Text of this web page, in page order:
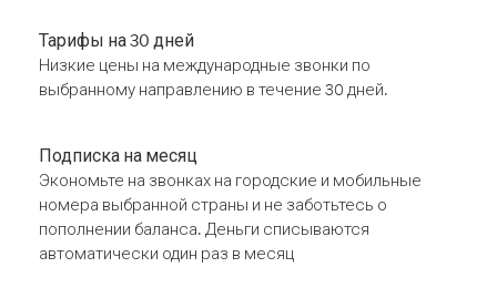
Тарифы на 30 дней
Низкие цены на международные звонки по
выбранному направлению в течение 30 дней.
Подписка на месяц
Экономьте на звонках на городские и мобильные
номера выбранной страны и не заботьтесь о
пополнении баланса. Деньги списываются
автоматически один раз в месяц